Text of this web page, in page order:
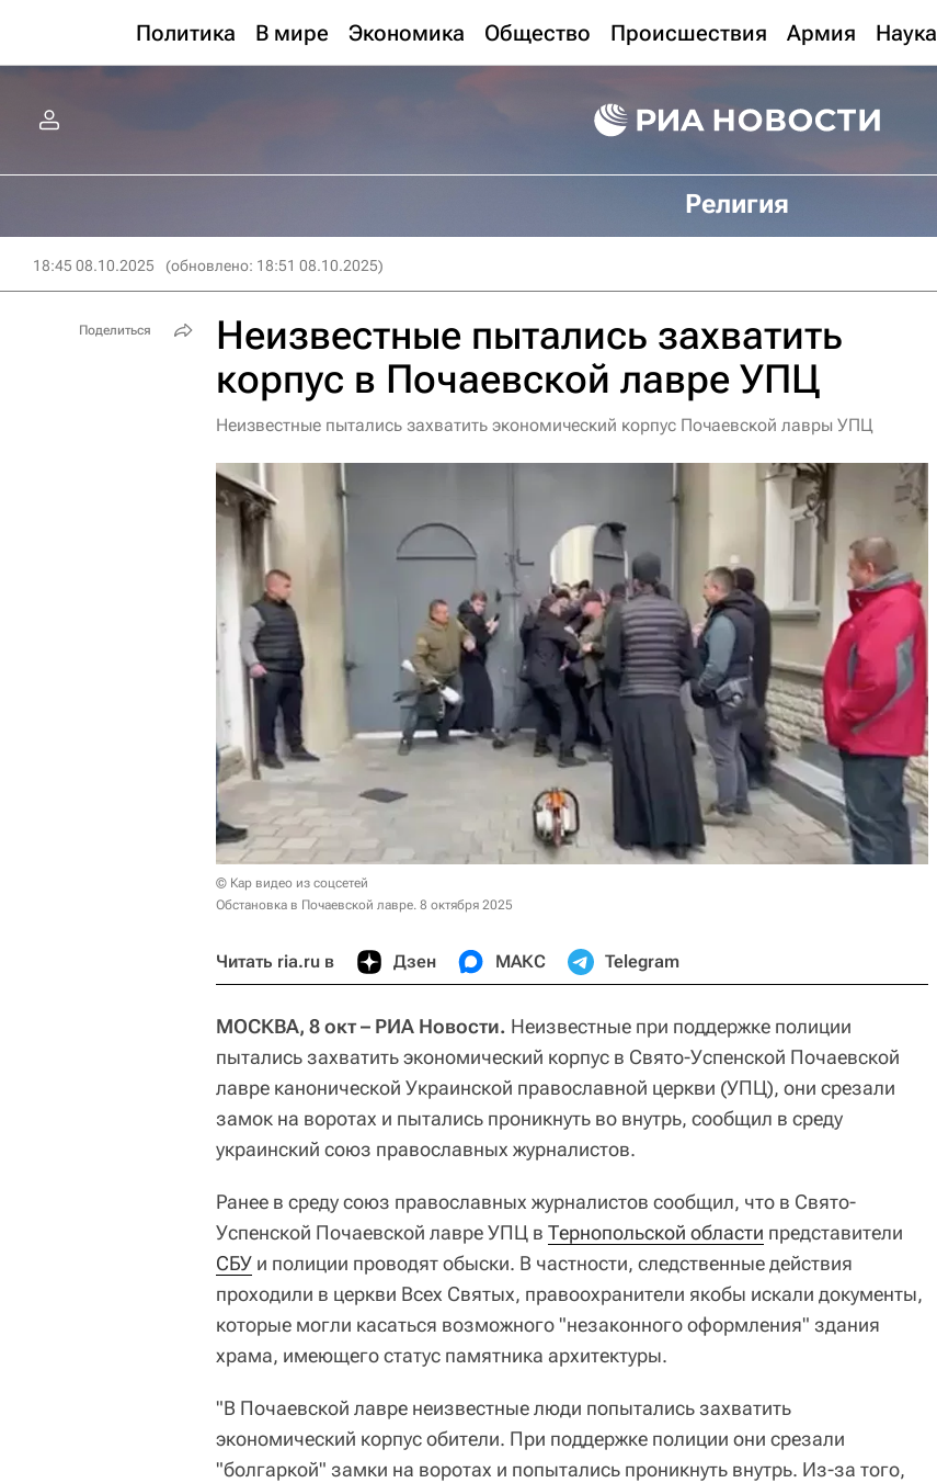
Политика В мире Экономика Общество Происшествия Армия Наука
Религия
18:45 08.10.2025 (обновлено: 18:51 08.10.2025)
Неизвестные пытались захватить
корпус в Почаевской лавре УПЦ
Неизвестные пытались захватить экономический корпус Почаевской лавры УПЦ
© Кар видео из соцсетей
Обстановка в Почаевской лавре. 8 октября 2025
Читать ria.ru в Дзен МАКС Telegram
МОСКВА, 8 окт – РИА Новости. Неизвестные при поддержке полиции
пытались захватить экономический корпус в Свято-Успенской Почаевской
лавре канонической Украинской православной церкви (УПЦ), они срезали
замок на воротах и пытались проникнуть во внутрь, сообщил в среду
украинский союз православных журналистов.
Ранее в среду союз православных журналистов сообщил, что в Свято-
Успенской Почаевской лавре УПЦ в Тернопольской области представители
СБУ и полиции проводят обыски. В частности, следственные действия
проходили в церкви Всех Святых, правоохранители якобы искали документы,
которые могли касаться возможного "незаконного оформления" здания
храма, имеющего статус памятника архитектуры.
"В Почаевской лавре неизвестные люди попытались захватить
экономический корпус обители. При поддержке полиции они срезали
"болгаркой" замки на воротах и попытались проникнуть внутрь. Из-за того,
Поделиться